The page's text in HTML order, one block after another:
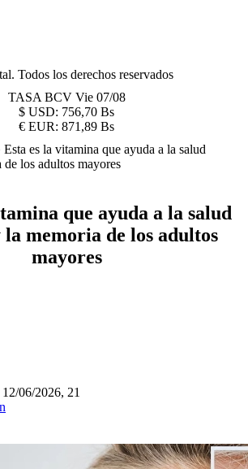
Todos los derechos reservados
TASA BCV Vie 07/08
$ USD: 756,70 Bs
€ EUR: 871,89 Bs
Esta es la vitamina que ayuda a la salud
los adultos mayores
que ayuda a la salud
memoria de los adultos
mayores
06/2026, 21